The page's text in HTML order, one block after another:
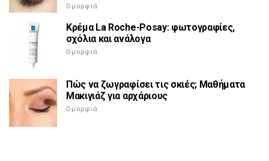
Ομορφιά
Κρέμα La Roche-Posay: φωτογραφίες,
σχόλια και ανάλογα
Ομορφιά
Πώς να ζωγραφίσει τις σκιές; Μαθήματα
Μακιγιάζ για αρχάριους
Ομορφιά